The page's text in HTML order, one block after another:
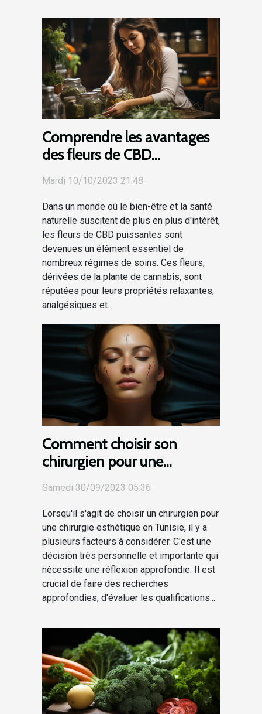
Comprendre les avantages
des fleurs de CBD
puissantes et leur
accessibilité économique
Mardi 10/10/2023 21:48
Dans un monde où le bien-être et la santé
naturelle suscitent de plus en plus d'intérêt,
les fleurs de CBD puissantes sont
devenues un élément essentiel de
nombreux régimes de soins. Ces fleurs,
dérivées de la plante de cannabis, sont
réputées pour leurs propriétés relaxantes,
analgésiques et...
Comment choisir son
chirurgien pour une
Tunisie
Samedi 30/09/2023 05:36
Lorsqu'il s'agit de choisir un chirurgien pour
une chirurgie esthétique en Tunisie, il y a
plusieurs facteurs à considérer. C'est une
décision très personnelle et importante qui
nécessite une réflexion approfondie. Il est
crucial de faire des recherches
approfondies, d'évaluer les qualifications...